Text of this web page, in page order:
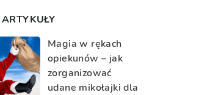
Magia w rękach
opiekunów – jak
zorganizować
udane mikołajki dla